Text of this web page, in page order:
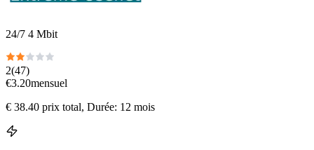
24/7 4 Mbit
2(47)
€3.20mensuel
€ 38.40 prix total, Durée: 12 mois